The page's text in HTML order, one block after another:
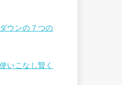
ウンの７つの
いこなし賢く